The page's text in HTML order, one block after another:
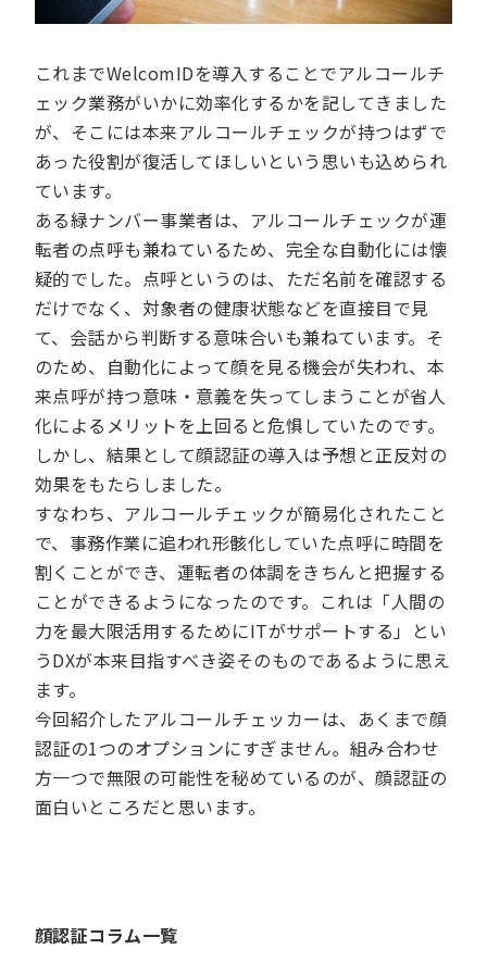
これまでWelcomIDを導入することでアルコールチ
ェック業務がいかに効率化するかを記してきました
が、そこには本来アルコールチェックが持つはずで
あった役割が復活してほしいという思いも込められ
ています。
ある緑ナンバー事業者は、アルコールチェックが運
転者の点呼も兼ねているため、完全な自動化には懐
疑的でした。点呼というのは、ただ名前を確認する
だけでなく、対象者の健康状態などを直接目で見
て、会話から判断する意味合いも兼ねています。そ
のため、自動化によって顔を見る機会が失われ、本
来点呼が持つ意味・意義を失ってしまうことが省人
化によるメリットを上回ると危惧していたのです。
しかし、結果として顔認証の導入は予想と正反対の
効果をもたらしました。
すなわち、アルコールチェックが簡易化されたこと
で、事務作業に追われ形骸化していた点呼に時間を
割くことができ、運転者の体調をきちんと把握する
ことができるようになったのです。これは「人間の
力を最大限活用するためにITがサポートする」とい
うDXが本来目指すべき姿そのものであるように思え
ます。
今回紹介したアルコールチェッカーは、あくまで顔
認証の1つのオプションにすぎません。組み合わせ
方一つで無限の可能性を秘めているのが、顔認証の
面白いところだと思います。
顔認証コラム一覧